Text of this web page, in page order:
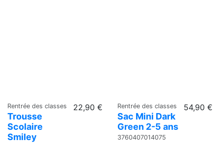
Rentrée des classes
Trousse
Scolaire
Smiley
22,90 € Rentrée des classes
Sac Mini Dark
Green 2-5 ans
3760407014075
54,90 €